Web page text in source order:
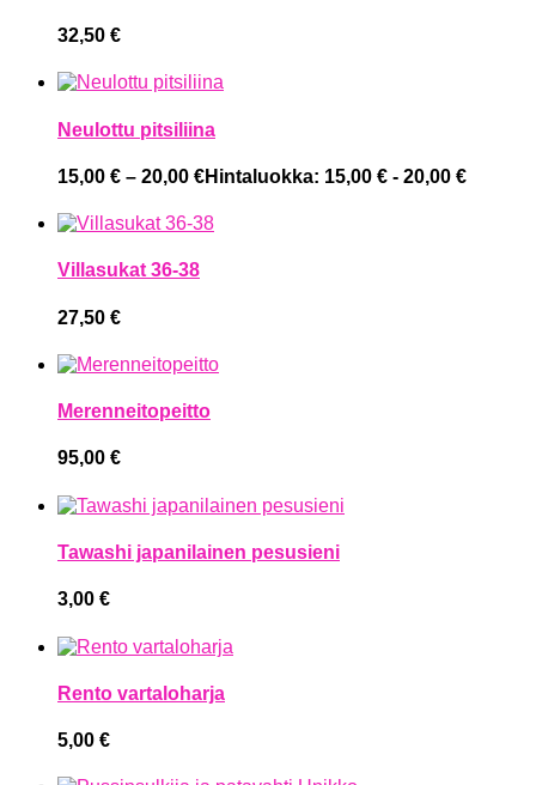
32,50 €
Neulottu pitsiliina
15,00 € – 20,00 €Hintaluokka: 15,00 € - 20,00 €
Villasukat 36-38
27,50 €
Merenneitopeitto
95,00 €
Tawashi japanilainen pesusieni
3,00 €
Rento vartaloharja
5,00 €